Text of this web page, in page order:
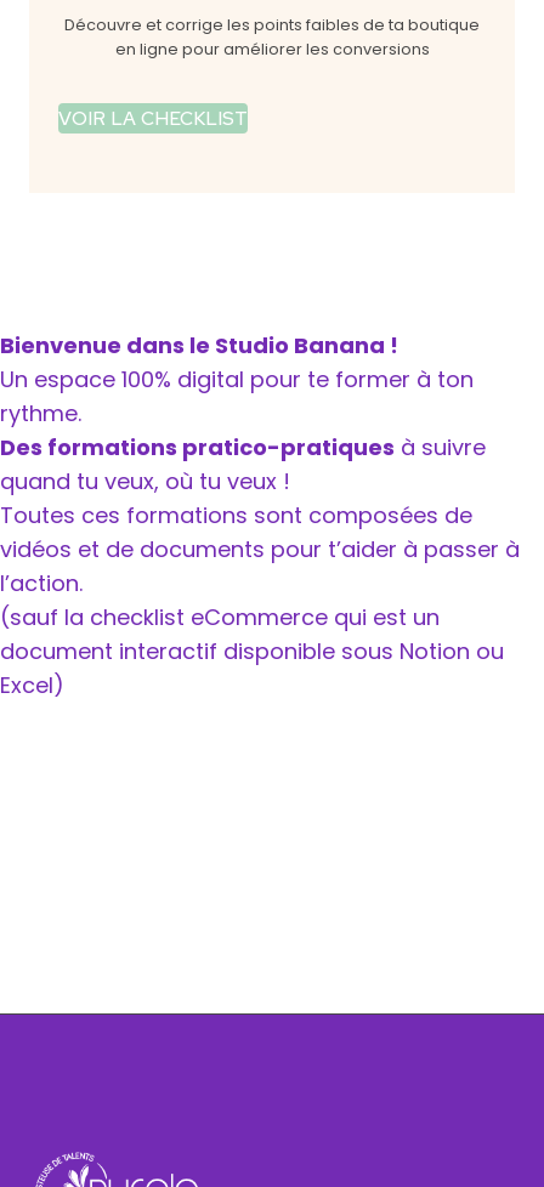
Découvre et corrige les points faibles de ta boutique
en ligne pour améliorer les conversions
VOIR LA CHECKLIST
Bienvenue dans le Studio Banana !
Un espace 100% digital pour te former à ton
rythme.
Des formations pratico-pratiques à suivre
quand tu veux, où tu veux !
Toutes ces formations sont composées de
vidéos et de documents pour t’aider à passer à
l’action.
(sauf la checklist eCommerce qui est un
document interactif disponible sous Notion ou
Excel)